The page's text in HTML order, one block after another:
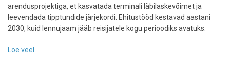
arendusprojektiga, et kasvatada terminali läbilaskevõimet ja
leevendada tipptundide järjekordi. Ehitustööd kestavad aastani
2030, kuid lennujaam jääb reisijatele kogu perioodiks avatuks.
Loe veel